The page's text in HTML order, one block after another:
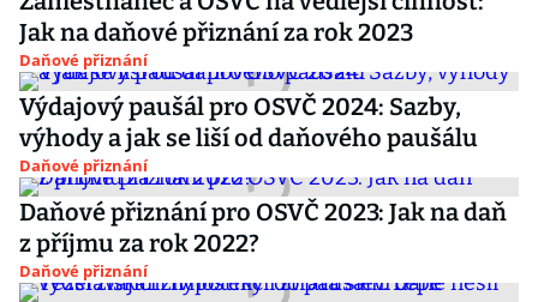
Jak na daňové přiznání za rok 2023
Daňové přiznání
Výdajový paušál pro OSVČ 2024: Sazby,
výhody a jak se liší od daňového paušálu
Daňové přiznání
Daňové přiznání pro OSVČ 2023: Jak na daň
z příjmu za rok 2022?
Daňové přiznání